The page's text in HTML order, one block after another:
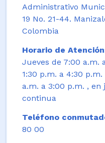
Administrativo
19 No. 21-44.
Colombia
Horario de
Jueves de 7:00 a.m.
1:30 p.m. a 4:30
a.m. a 3:00 p.m. , en
continua
Teléfono
80 00